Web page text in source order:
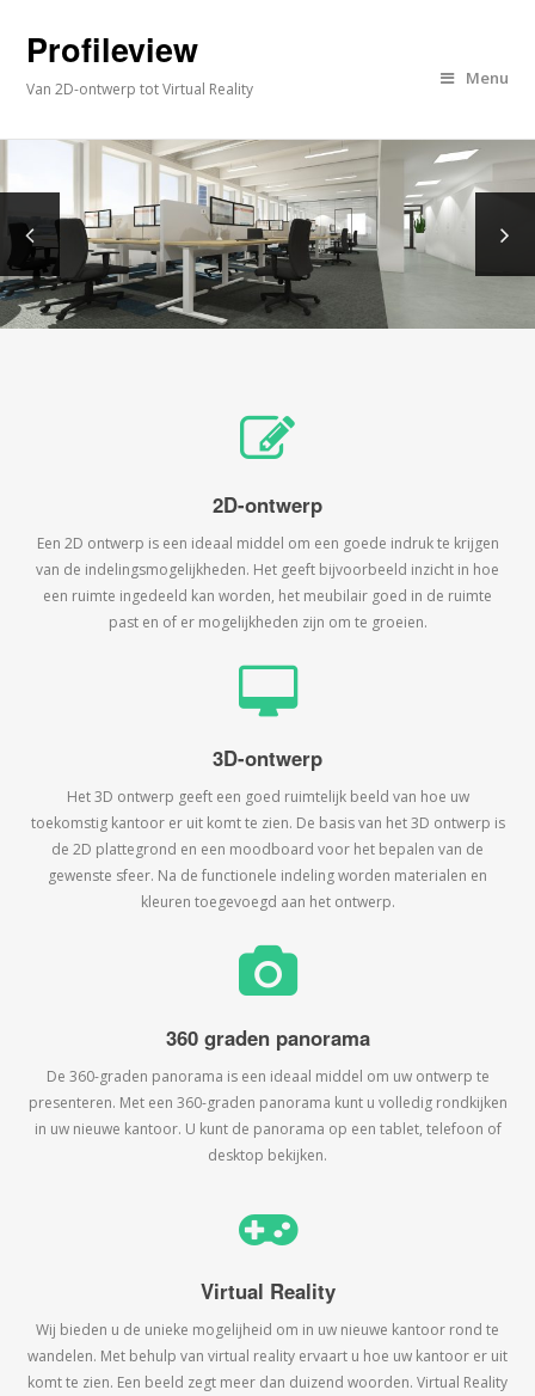
Profileview
Van 2D-ontwerp tot Virtual Reality
Menu
2D-ontwerp
Een 2D ontwerp is een ideaal middel om een goede indruk te krijgen
van de indelingsmogelijkheden. Het geeft bijvoorbeeld inzicht in hoe
een ruimte ingedeeld kan worden, het meubilair goed in de ruimte
past en of er mogelijkheden zijn om te groeien.
3D-ontwerp
Het 3D ontwerp geeft een goed ruimtelijk beeld van hoe uw
toekomstig kantoor er uit komt te zien. De basis van het 3D ontwerp is
de 2D plattegrond en een moodboard voor het bepalen van de
gewenste sfeer. Na de functionele indeling worden materialen en
kleuren toegevoegd aan het ontwerp.
360 graden panorama
De 360-graden panorama is een ideaal middel om uw ontwerp te
presenteren. Met een 360-graden panorama kunt u volledig rondkijken
in uw nieuwe kantoor. U kunt de panorama op een tablet, telefoon of
desktop bekijken.
Virtual Reality
Wij bieden u de unieke mogelijheid om in uw nieuwe kantoor rond te
wandelen. Met behulp van virtual reality ervaart u hoe uw kantoor er uit
komt te zien. Een beeld zegt meer dan duizend woorden. Virtual Reality